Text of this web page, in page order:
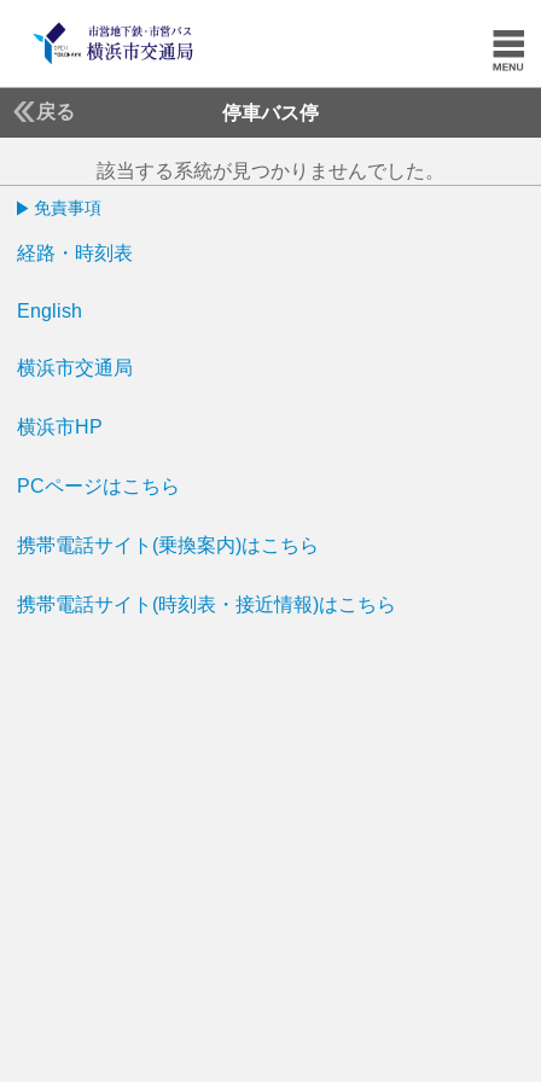
戻る 停車バス停
該当する系統が見つかりませんでした。
免責事項
経路・時刻表
English
横浜市交通局
横浜市HP
PCページはこちら
携帯電話サイト(乗換案内)はこちら
携帯電話サイト(時刻表・接近情報)はこちら